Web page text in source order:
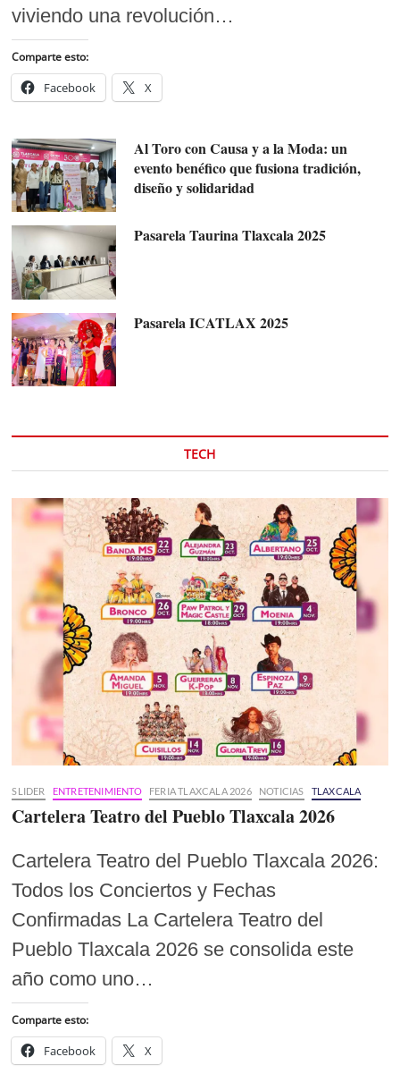
viviendo una revolución…
Comparte esto:
Facebook X
Al Toro con Causa y a la Moda: un
evento benéfico que fusiona tradición,
diseño y solidaridad
Pasarela Taurina Tlaxcala 2025
Pasarela ICATLAX 2025
TECH
SLIDER ENTRETENIMIENTO FERIA TLAXCALA 2026 NOTICIAS TLAXCALA
Cartelera Teatro del Pueblo Tlaxcala 2026
Cartelera Teatro del Pueblo Tlaxcala 2026:
Todos los Conciertos y Fechas
Confirmadas La Cartelera Teatro del
Pueblo Tlaxcala 2026 se consolida este
año como uno…
Comparte esto:
Facebook X